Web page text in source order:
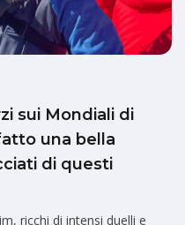
sui Mondiali di
una bella
di questi
ricchi di intensi duelli e